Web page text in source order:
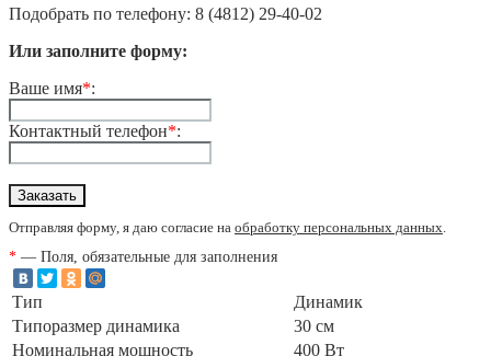
Подобрать по телефону: 8 (4812) 29-40-02
Или заполните форму:
Ваше имя*:
Контактный телефон*:
Отправляя форму, я даю согласие на обработку персональных данных.
* — Поля, обязательные для заполнения
Тип
Динамик
Типоразмер динамика
30 см
Номинальная мощность
400 Вт